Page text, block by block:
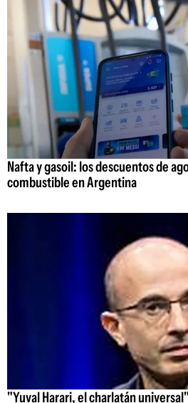
Nafta y gasoil: los descuentos de
combustible en Argentina
"Yuval Harari, el charlatán universal"